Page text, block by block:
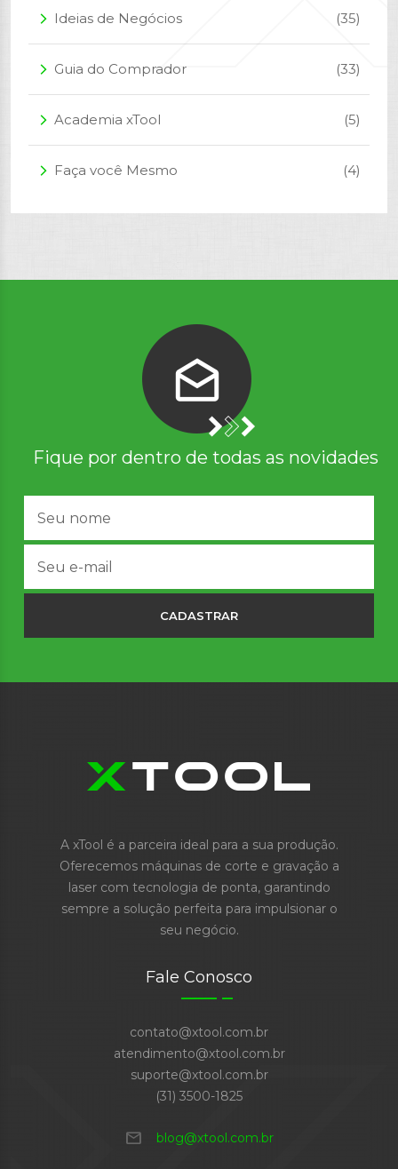
arrow_forward_ios Ideias de Negócios (35)
arrow_forward_ios Guia do Comprador (33)
arrow_forward_ios Academia xTool (5)
arrow_forward_ios Faça você Mesmo (4)
Fique por dentro de todas as novidades
CADASTRAR
A xTool é a parceira ideal para a sua produção.
Oferecemos máquinas de corte e gravação a
laser com tecnologia de ponta, garantindo
sempre a solução perfeita para impulsionar o
seu negócio.
Fale Conosco
contato@xtool.com.br
atendimento@xtool.com.br
suporte@xtool.com.br
(31) 3500-1825
mail blog@xtool.com.br